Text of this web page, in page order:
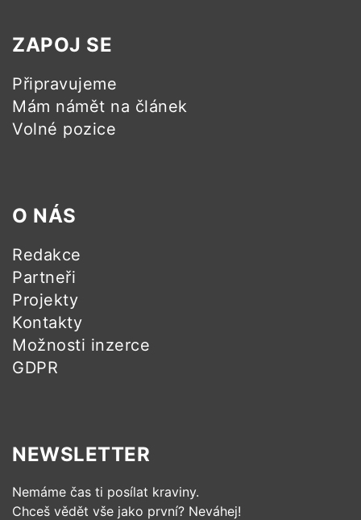
ZAPOJ SE
Připravujeme
Mám námět na článek
Volné pozice
O NÁS
Redakce
Partneři
Projekty
Kontakty
Možnosti inzerce
GDPR
NEWSLETTER
Nemáme čas ti posílat kraviny.
Chceš vědět vše jako první? Neváhej!